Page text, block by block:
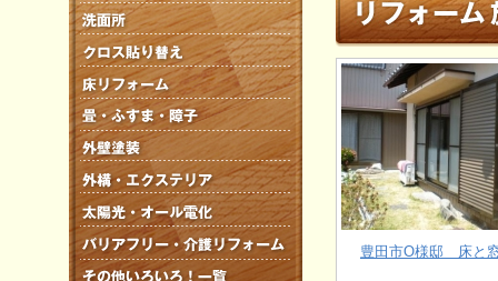
豊田市O様邸 床と